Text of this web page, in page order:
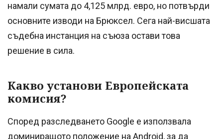
намали сумата до 4,125 млрд. евро, но потвърди
основните изводи на Брюксел. Сега най-висшата
съдебна инстанция на съюза остави това
решение в сила.
Какво установи Европейската
комисия?
Според разследването Google е използвала
доминиращото положение на Android, за да